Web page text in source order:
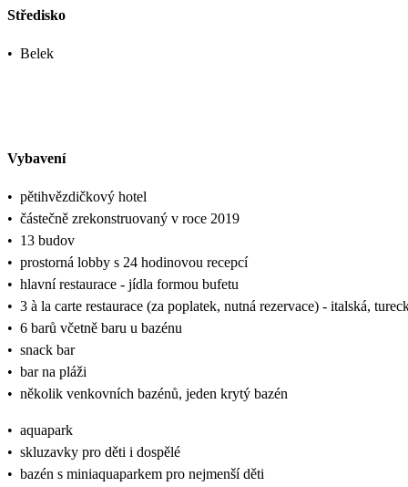
Středisko
• Belek
Vybavení
• pětihvězdičkový hotel
• částečně zrekonstruovaný v roce 2019
• 13 budov
• prostorná lobby s 24 hodinovou recepcí
• hlavní restaurace - jídla formou bufetu
• 3 à la carte restaurace (za poplatek, nutná rezervace) - italská,
• 6 barů včetně baru u bazénu
• snack bar
• bar na pláži
• několik venkovních bazénů, jeden krytý bazén
• aquapark
• skluzavky pro děti i dospělé
• bazén s miniaquaparkem pro nejmenší děti